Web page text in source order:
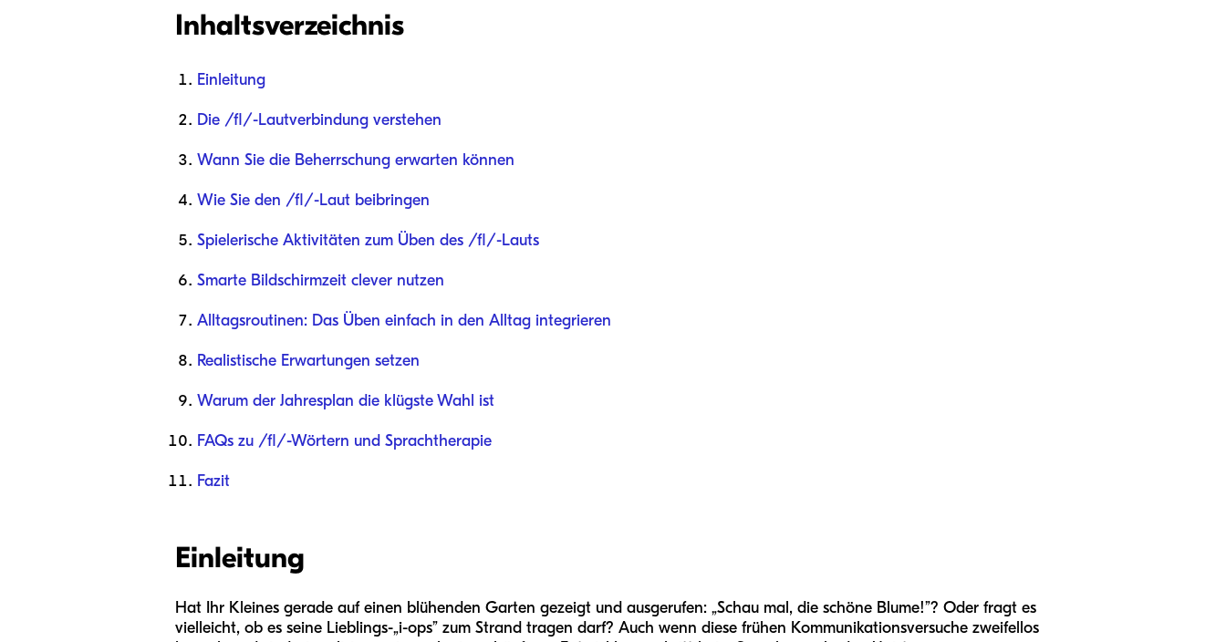
Inhaltsverzeichnis
Einleitung
Die /fl/-Lautverbindung verstehen
Wann Sie die Beherrschung erwarten können
Wie Sie den /fl/-Laut beibringen
Spielerische Aktivitäten zum Üben des /fl/-Lauts
Smarte Bildschirmzeit clever nutzen
Alltagsroutinen: Das Üben einfach in den Alltag integrieren
Realistische Erwartungen setzen
Warum der Jahresplan die klügste Wahl ist
FAQs zu /fl/-Wörtern und Sprachtherapie
Fazit
Einleitung
Hat Ihr Kleines gerade auf einen blühenden Garten gezeigt und ausgerufen: „Schau mal, die schöne Blume!”? Oder fragt es
vielleicht, ob es seine Lieblings-„i-ops” zum Strand tragen darf? Auch wenn diese frühen Kommunikationsversuche zweifellos